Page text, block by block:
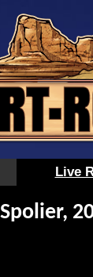
Live